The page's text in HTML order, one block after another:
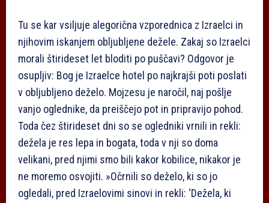
Tu se kar vsiljuje alegorična vzporednica z Izraelci in
njihovim iskanjem obljubljene dežele. Zakaj so Izraelci
morali štirideset let bloditi po puščavi? Odgovor je
osupljiv: Bog je Izraelce hotel po najkrajši poti poslati
v obljubljeno deželo. Mojzesu je naročil, naj pošlje
vanjo oglednike, da preiščejo pot in pripravijo pohod.
Toda čez štirideset dni so se ogledniki vrnili in rekli:
dežela je res lepa in bogata, toda v nji so doma
velikani, pred njimi smo bili kakor kobilice, nikakor je
ne moremo osvojiti. »Očrnili so deželo, ki so jo
ogledali, pred Izraelovimi sinovi in rekli: ‘Dežela, ki